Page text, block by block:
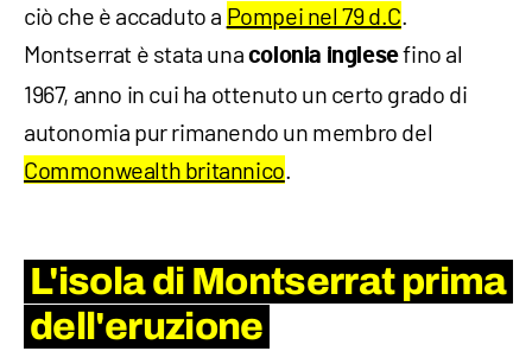
ciò che è accaduto a Pompei nel 79 d.C.
Montserrat è stata una colonia inglesefino al
1967, anno in cui ha ottenuto un certo grado di
autonomia pur rimanendo un membro del
Commonwealth britannico.
L'isola di Montserrat prima
dell'eruzione